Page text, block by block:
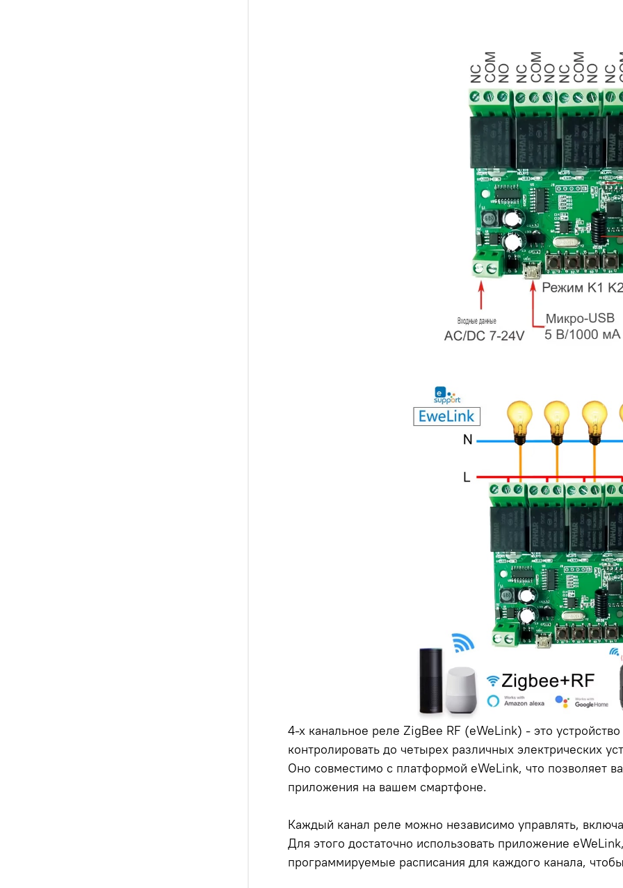
4-х канальное реле ZigBee RF (eWeLink) - это
контролировать до четырех различных электрических
Оно совместимо с платформой eWeLink, что позволяет
приложения на вашем смартфоне.
Каждый канал реле можно независимо управлять,
Для этого достаточно использовать приложение
программируемые расписания для каждого канала,